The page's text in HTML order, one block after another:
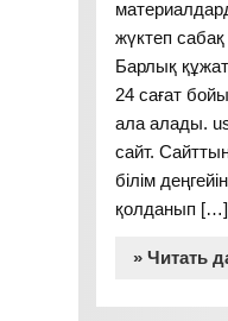
жүктеп
Барлық
24 сағат
ала алады.
сайт.
білім
қолданып […]
» Читать